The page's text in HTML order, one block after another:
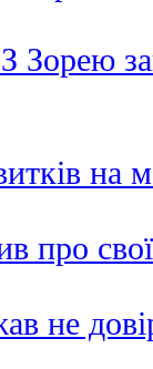
Зорею
на
про
не